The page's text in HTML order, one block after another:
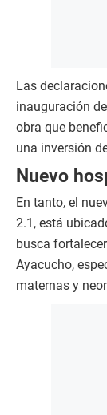
Las
inauguración
obra que
una inversión
Nuevo
En tanto, el
2.1, está
busca
Ayacucho,
maternas y